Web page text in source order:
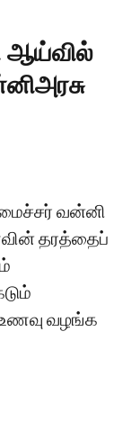
ஆய்வில்
வன்னி
தரத்தைப்
உணவு வழங்க